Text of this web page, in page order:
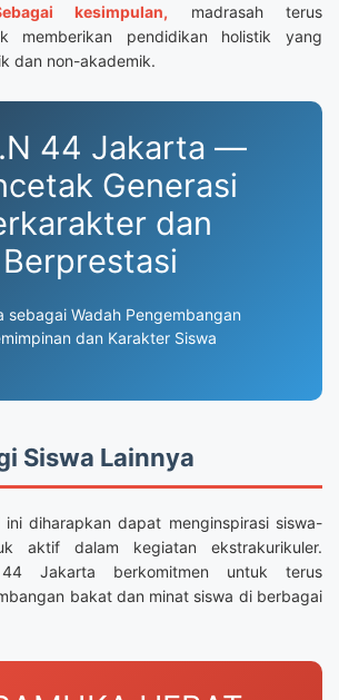
kesimpulan, madrasah terus
memberikan pendidikan holistik yang
dan non-akademik.
44 Jakarta —
Generasi
dan
Berprestasi
sebagai Wadah Pengembangan
dan Karakter Siswa
Siswa Lainnya
ini diharapkan dapat menginspirasi siswa-
aktif dalam kegiatan ekstrakurikuler.
Jakarta berkomitmen untuk terus
bakat dan minat siswa di berbagai